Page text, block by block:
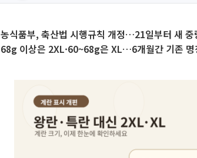
농식품부, 축산법 시행규칙 개정…21일부터 새 중
68g 이상은 2XL·60~68g은 XL…6개월간 기존 명